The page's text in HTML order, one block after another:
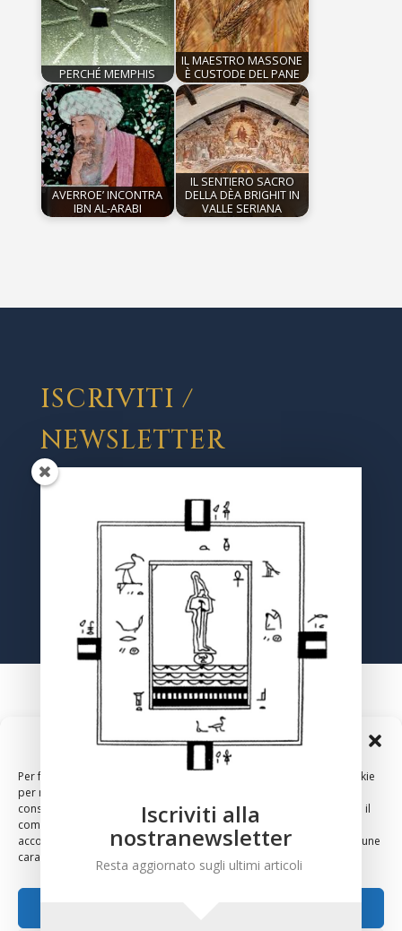
Gestisci Consenso Cookie
Per fornire le migliori esperienze, utilizziamo tecnologie come i cookie
per memorizzare e/o accedere alle informazioni del dispositivo. Il
consenso a queste tecnologie ci permetterà di elaborare dati come il
comportamento di navigazione o ID unici su questo sito. Non
acconsentire o ritirare il consenso può influire negativamente su alcune
caratteristiche e funzioni.
PERCHÉ MEMPHIS
IL MAESTRO MASSONE
È CUSTODE DEL PANE
AVERROE’ INCONTRA
IBN AL-ARABI
IL SENTIERO SACRO
DELLA DÈA BRIGHIT IN
VALLE SERIANA
ISCRIVITI /
NEWSLETTER
Registrati
2024 – Copyright – Associazione Culturale Anthropos, Via
Sirte 36, 00196 Roma
Iscriviti alla
nostranewsletter
Resta aggiornato sugli ultimi articoli